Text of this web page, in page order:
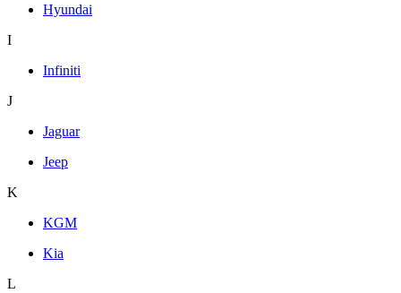
Hyundai
I
Infiniti
J
Jaguar
Jeep
K
KGM
Kia
L